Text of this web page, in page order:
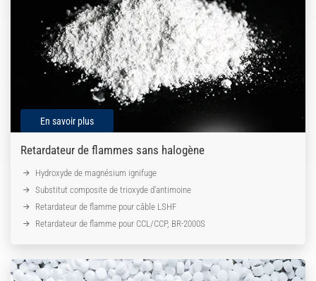
En savoir plus
Retardateur de flammes sans halogène
Hydroxyde de magnésium ignifuge
Substitut composite de trioxyde d'antimoine
Retardateur de flamme pour câble LSHF
Retardateur de flamme pour CCL/CCP, BR-2000S